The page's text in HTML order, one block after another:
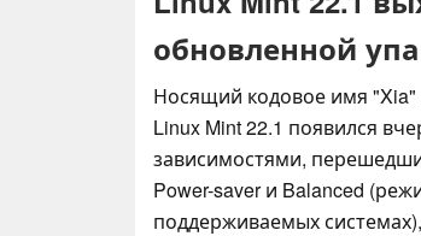
обновленной
Носящий кодовое имя
Linux Mint 22.1 появился
зависимостями,
Power-saver и Balanced
поддерживаемых